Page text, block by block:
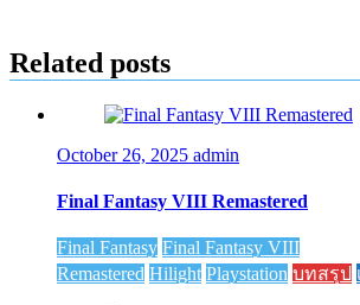
Related posts
October 26, 2025 admin
Final Fantasy VIII Remastered
Final Fantasy Final Fantasy VIII
Remastered Hilight Playstation บทสรุป